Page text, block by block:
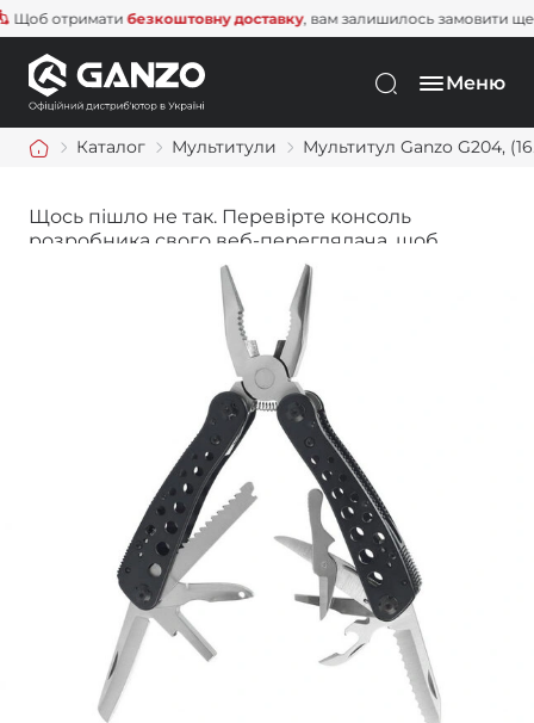
отриматибезкоштовну доставку, вам залишилось замовити ще на
Меню
Каталог Мультитули Мультитул Ganzo G204,
Щось пішло не так. Перевірте консоль
розробника свого веб-переглядача, щоб